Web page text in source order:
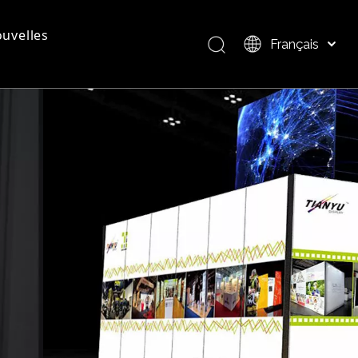
Français
العربية
Italiano
日本語
Pусский
Nederlands
Português
Deutsch
Español
简体中文
English